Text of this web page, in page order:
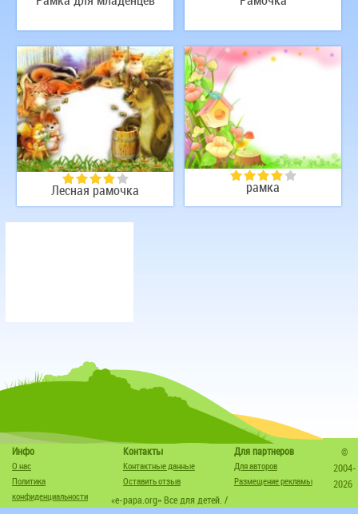
Лесная рамочка рамка
Инфо
О нас
Политика
конфиденциальности
Контакты
Контактные данные
Оставить отзыв
Для партнеров
Для авторов
Размещение рекламы
©
2004-
2026
«e-papa.org» Все для детей. /